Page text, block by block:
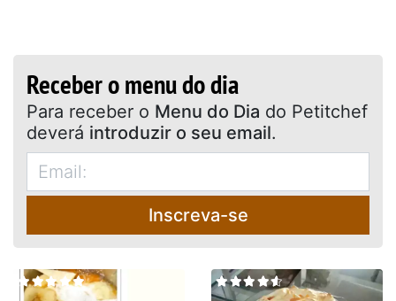
Receber o menu do dia
Para receber o Menu do Dia do Petitchef
deverá introduzir o seu email.
Inscreva-se